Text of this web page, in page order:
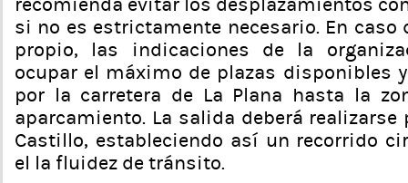
recomienda evitar los desplazamientos
si no es estrictamente necesario. En
propio, las indicaciones de la
ocupar el máximo de plazas disponibles
por la carretera de La Plana hasta la
aparcamiento. La salida deberá realizarse
Castillo, estableciendo así un recorrido
el la fluidez de tránsito.